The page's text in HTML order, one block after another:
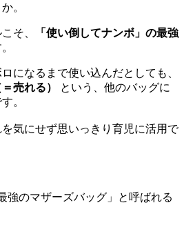
。
そ、
「使い倒してナンボ」の最強
になるまで使い込んだとしても、
売れる）
という、他のバッグに
。
気にせず思いっきり育児に活用で
強のマザーズバッグ」と呼ばれる